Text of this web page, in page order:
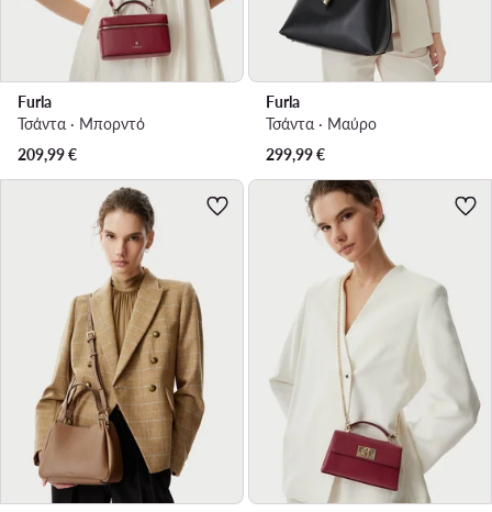
Furla
Τσάντα · Μπορντό
209,99€
Furla
Τσάντα · Μαύρο
299,99€